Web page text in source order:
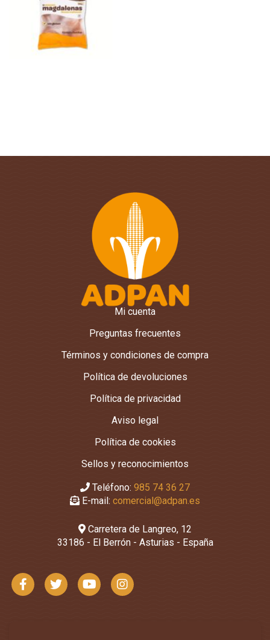
Mi cuenta
Preguntas frecuentes
Términos y condiciones de compra
Política de devoluciones
Política de privacidad
Aviso legal
Política de cookies
Sellos y reconocimientos
Teléfono: 985 74 36 27
E-mail: comercial@adpan.es
Carretera de Langreo, 12
33186 - El Berrón - Asturias - España